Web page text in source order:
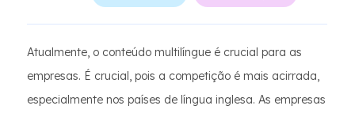
Atualmente, o conteúdo multilíngue é crucial para as
empresas. É crucial, pois a competição é mais acirrada,
especialmente nos países de língua inglesa. As empresas